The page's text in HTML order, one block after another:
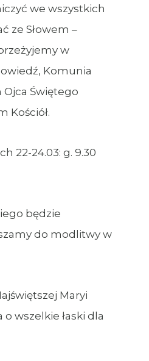
we wszystkich
ze Słowem –
w
Komunia
Świętego
Kościół.
22-24.03: g. 9.30
będzie
do modlitwy w
Maryi
wszelkie łaski dla